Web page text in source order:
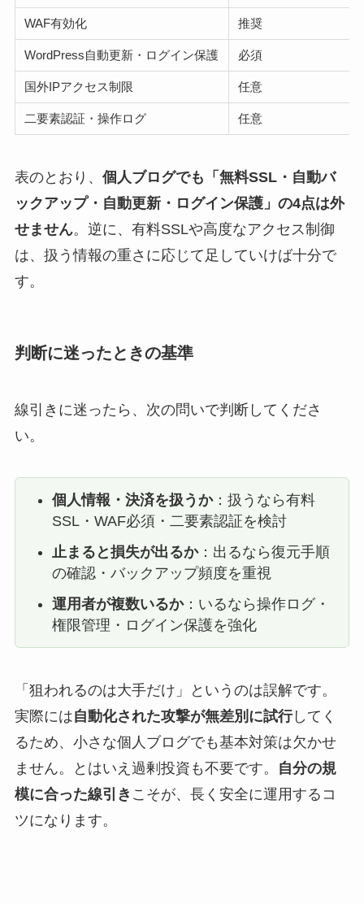
WAF有効化 推奨
WordPress自動更新・ログイン保護 必須
国外IPアクセス制限 任意
二要素認証・操作ログ 任意
表のとおり、 個人ブログでも「無料SSL・自動バ
ックアップ・自動更新・ログイン保護」の4点は外
せません。逆に、有料SSLや高度なアクセス制御
は、扱う情報の重さに応じて足していけば十分で
す。
判断に迷ったときの基準
線引きに迷ったら、次の問いで判断してくださ
い。
個人情報・決済を扱うか：扱うなら有料
SSL・WAF必須・二要素認証を検討
止まると損失が出るか：出るなら復元手順
の確認・バックアップ頻度を重視
運用者が複数いるか：いるなら操作ログ・
権限管理・ログイン保護を強化
「狙われるのは大手だけ」というのは誤解です。
実際には自動化された攻撃が無差別に試行してく
るため、小さな個人ブログでも基本対策は欠かせ
ません。とはいえ過剰投資も不要です。
自分の規
模に合った線引き こそが、長く安全に運用するコ
ツになります。